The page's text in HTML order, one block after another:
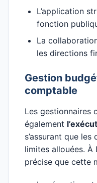
L’application
fonction
La
les directions
Gestion
comptable
Les gestionnaires
également
s’assurant que
limites allouées. À
précise que cette